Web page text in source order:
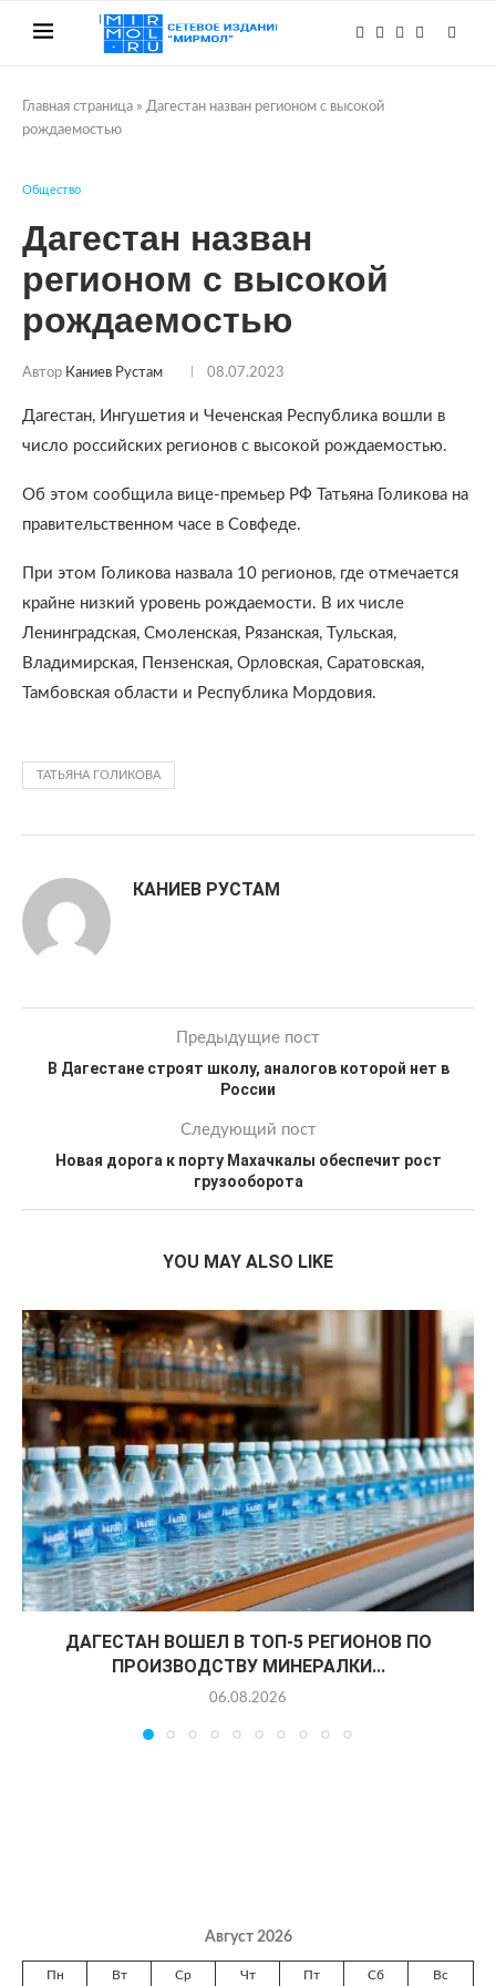
Главная страница » Дагестан назван регионом с высокой
рождаемостью
Общество
Дагестан назван
регионом с высокой
рождаемостью
Автор Каниев Рустам 08.07.2023
Дагестан, Ингушетия и Чеченская Республика вошли в
число российских регионов с высокой рождаемостью.
Об этом сообщила вице-премьер РФ Татьяна Голикова на
правительственном часе в Совфеде.
При этом Голикова назвала 10 регионов, где отмечается
крайне низкий уровень рождаемости. В их числе
Ленинградская, Смоленская, Рязанская, Тульская,
Владимирская, Пензенская, Орловская, Саратовская,
Тамбовская области и Республика Мордовия.
ТАТЬЯНА ГОЛИКОВА
КАНИЕВ РУСТАМ
Предыдущие пост
В Дагестане строят школу, аналогов которой нет в
России
Следующий пост
Новая дорога к порту Махачкалы обеспечит рост
грузооборота
YOU MAY ALSO LIKE
ДАГЕСТАН ВОШЕЛ В ТОП-5 РЕГИОНОВ ПО
ПРОИЗВОДСТВУ МИНЕРАЛКИ...
06.08.2026
Август 2026
Пн Вт Ср Чт Пт Сб Вс